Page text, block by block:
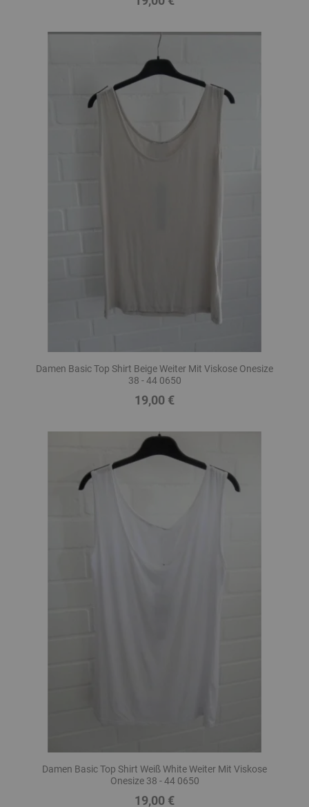
Damen Basic Top Shirt Beige Weiter Mit Viskose Onesize
38 - 44 0650
Preis
19,00 €
Damen Basic Top Shirt Weiß White Weiter Mit Viskose
Onesize 38 - 44 0650
Preis
19,00 €